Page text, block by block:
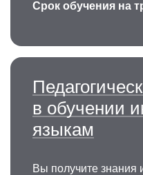
Срок обучения на
в обучении
языкам
Вы получите знания